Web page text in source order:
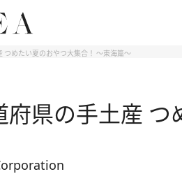
つめたい夏のおやつ大集合！ ～東海篇～
府県の手土産 つ